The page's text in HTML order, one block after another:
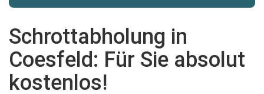
Schrottabholung in
Coesfeld: Für Sie absolut
kostenlos!